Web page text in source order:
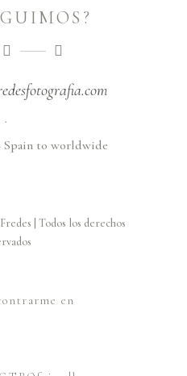
.
Spain to worldwide
| Todos los derechos
en